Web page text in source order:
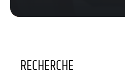
RECHERCHE